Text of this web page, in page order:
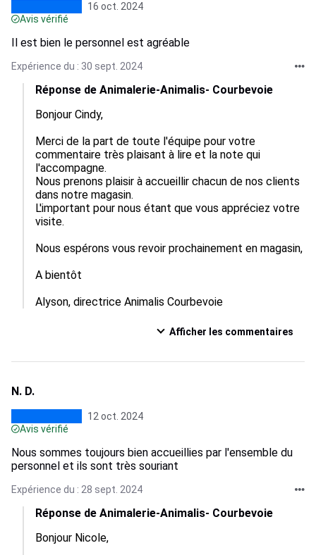
16 oct. 2024
Avis vérifié
Il est bien le personnel est agréable
Expérience du : 30 sept. 2024
Réponse de Animalerie-Animalis- Courbevoie
Bonjour Cindy,
Merci de la part de toute l'équipe pour votre
commentaire très plaisant à lire et la note qui
l'accompagne.
Nous prenons plaisir à accueillir chacun de nos clients
dans notre magasin.
L'important pour nous étant que vous appréciez votre
visite.
Nous espérons vous revoir prochainement en magasin,
A bientôt
Alyson, directrice Animalis Courbevoie
Afficher les commentaires
N. D.
12 oct. 2024
Avis vérifié
Nous sommes toujours bien accueillies par l'ensemble du
personnel et ils sont très souriant
Expérience du : 28 sept. 2024
Réponse de Animalerie-Animalis- Courbevoie
Bonjour Nicole,